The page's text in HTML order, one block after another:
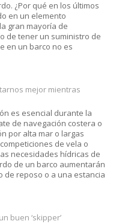
¿Por qué en los últimos
en un elemento
gran mayoría de
de tener un suministro de
en un barco no es
mejor mientras
es esencial durante la
de navegación costera o
por alta mar o largas
de vela o
necesidades hídricas de
de un barco aumentarán
de reposo o a una estancia
buen ‘skipper’